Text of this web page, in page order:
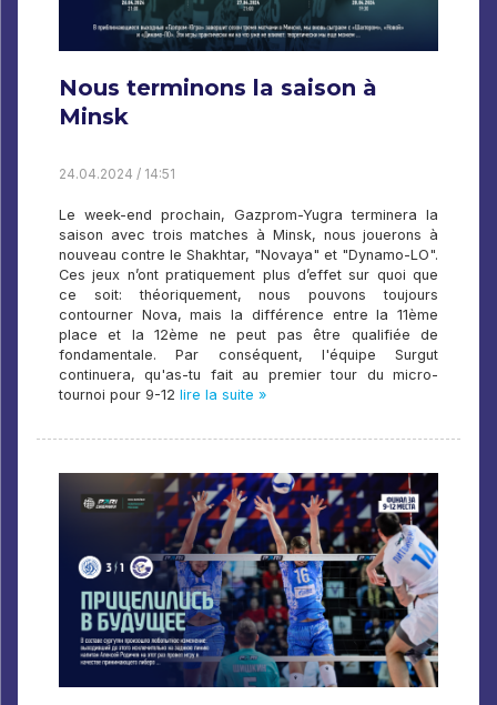
Nous terminons la saison à
Minsk
24.04.2024 / 14:51
Le week-end prochain, Gazprom-Yugra terminera la
saison avec trois matches à Minsk, nous jouerons à
nouveau contre le Shakhtar, "Novaya" et "Dynamo-LO".
Ces jeux n’ont pratiquement plus d’effet sur quoi que
ce soit: théoriquement, nous pouvons toujours
contourner Nova, mais la différence entre la 11ème
place et la 12ème ne peut pas être qualifiée de
fondamentale. Par conséquent, l'équipe Surgut
continuera, qu'as-tu fait au premier tour du micro-
tournoi pour 9-12 lire la suite »